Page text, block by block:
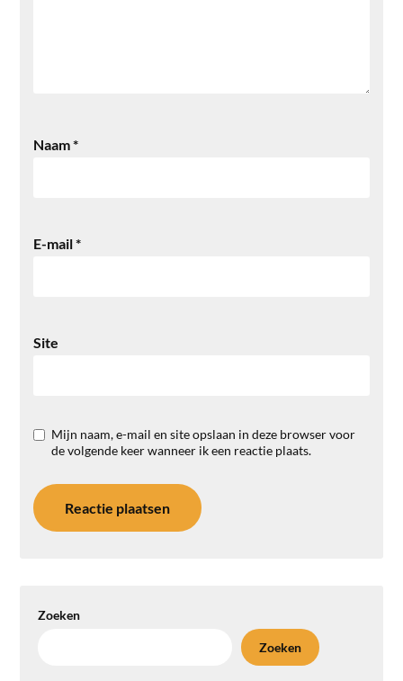
Naam*
E-mail*
Site
Mijn naam, e-mail en site opslaan in deze browser voor
de volgende keer wanneer ik een reactie plaats.
Zoeken
Zoeken